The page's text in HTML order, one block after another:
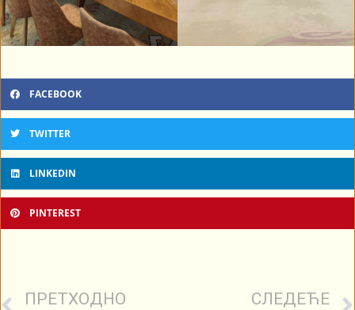
FACEBOOK
TWITTER
LINKEDIN
PINTEREST
ПРЕТХОДНО СЛЕДЕЋЕ